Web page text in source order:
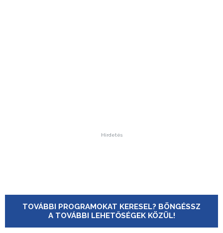
Hirdetés
TOVÁBBI PROGRAMOKAT KERESEL? BÖNGÉSSZ
A TOVÁBBI LEHETŐSÉGEK KÖZÜL!